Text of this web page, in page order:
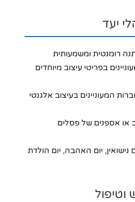
יעד
רומנטית ומשמעותית
בפריטי עיצוב מיוחדים
המעוניינים בעיצוב אלגנטי
או אספנים של פסלים
יום האהבה, יום הולדת
וטיפול